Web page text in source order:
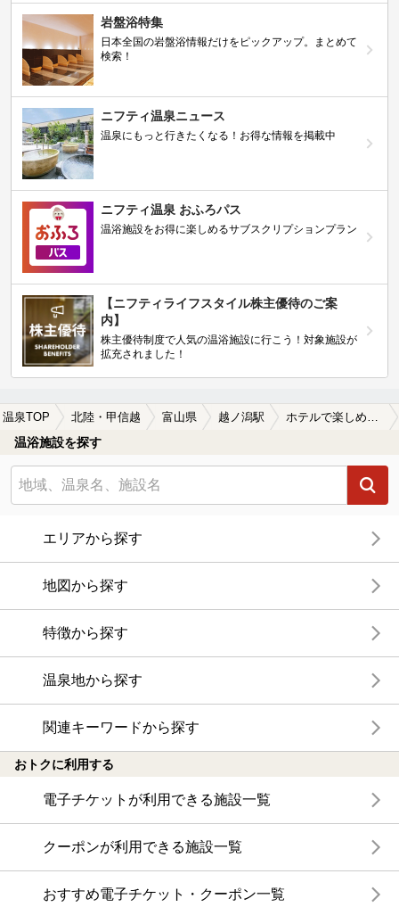
岩盤浴特集
日本全国の岩盤浴情報だけをピックアップ。まとめて
検索！
ニフティ温泉ニュース
温泉にもっと行きたくなる！お得な情報を掲載中
ニフティ温泉 おふろパス
温浴施設をお得に楽しめるサブスクリプションプラン
【ニフティライフスタイル株主優待のご案
内】
株主優待制度で人気の温浴施設に行こう！対象施設が
拡充されました！
温泉TOP 北陸・甲信越 富山県 越ノ潟駅 ホテルで楽しめる越ノ潟駅近くの温泉、日帰り温泉、スーパー銭湯おすすめ
温浴施設を探す
エリアから探す
地図から探す
特徴から探す
温泉地から探す
関連キーワードから探す
おトクに利用する
電子チケットが利用できる施設一覧
クーポンが利用できる施設一覧
おすすめ電子チケット・クーポン一覧